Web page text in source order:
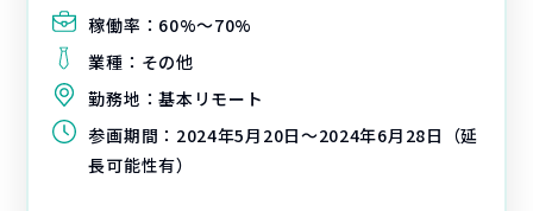
稼働率： 60%〜70%
業種： その他
勤務地：基本リモート
参画期間： 2024年5月20日～2024年6月28日（延
長可能性有）